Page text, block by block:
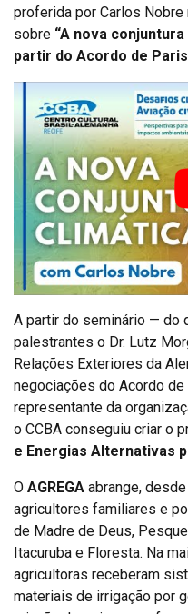
proferida por Carlos Nobre
sobre “A nova
partir do Acordo de
A partir do seminário — do
palestrantes o Dr. Lutz
Relações Exteriores da
negociações do Acordo
representante da
o CCBA conseguiu criar o
e Energias Alternativas
O AGREGA abrange,
agricultores familiares e
de Madre de Deus,
Itacuruba e Floresta. Na
agricultoras receberam
materiais de irrigação por